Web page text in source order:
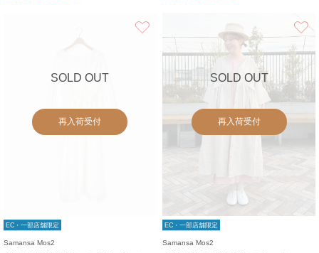
SOLD OUT
再入荷受付
EC・一部店舗限定
Samansa Mos2
SOLD OUT
再入荷受付
EC・一部店舗限定
Samansa Mos2